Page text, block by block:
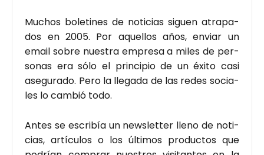
Muchos bole­ti­nes de noti­cias siguen atra­pa­
dos en 2005. Por aque­llos años, enviar un
email sobre nues­tra empre­sa a miles de per­
so­nas era sólo el prin­ci­pio de un éxi­to casi
ase­gu­ra­do. Pero la lle­ga­da de las redes socia­
les lo cam­bió todo.
Antes se escri­bía un news­let­ter lleno de noti­
cias, artícu­los o los últi­mos pro­duc­tos que